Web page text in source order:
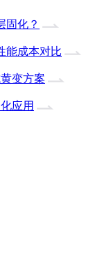
固化？
能成本对比
变方案
应用